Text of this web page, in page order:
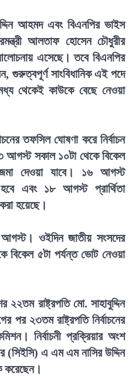
আহমদ এবং বিএনপির ভাইস
আলতাফ হোসেন চৌধুরীর
এসেছে। তবে বিএনপির
গুরুত্বপূর্ণ সাংবিধানিক এই পদে
থেকেই কাউকে বেছে নেওয়া
তফসিল ঘোষণা করে নির্বাচন
সকাল ১০টা থেকে বিকেল
দেওয়া যাবে। ১৬ আগস্ট
এবং ১৮ আগস্ট প্রার্থিতা
হয়েছে।
আগস্ট। ওইদিন জাতীয় সংসদের
বিকেল ৫টা পর্যন্ত ভোট নেওয়া
রাষ্ট্রপতি মো. সাহাবুদ্দিন
পর ২৩তম রাষ্ট্রপতি নির্বাচনের
নির্বাচনী প্রক্রিয়ার অংশ
(সিইসি) এ এম এম নাসির উদ্দিন
করেছেন।